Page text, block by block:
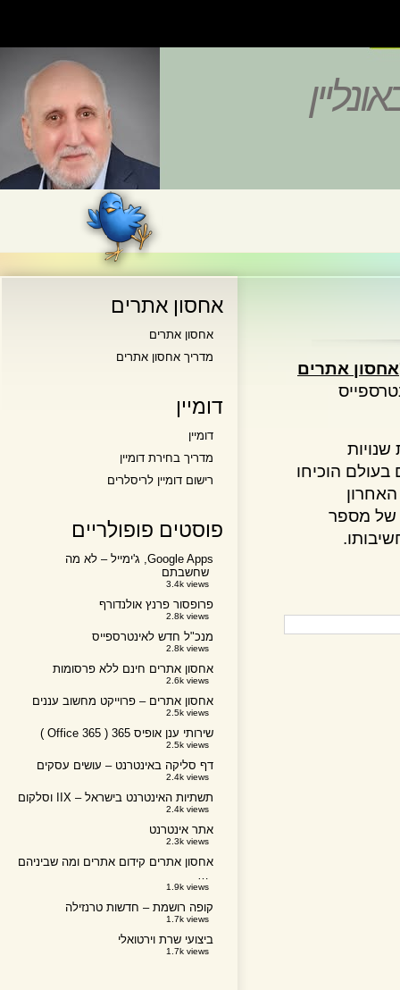
אתרים
הוכיחו
מספר
אחסון אתרים
אחסון אתרים
מדריך אחסון אתרים
דומיין
דומיין
מדריך בחירת דומיין
רישום דומיין לריסלרים
פוסטים פופולריים
Google Apps, ג'ימייל – לא מה
שחשבתם
3.4k views
פרופסור פרנץ אולנדורף
2.8k views
מנכ"ל חדש לאינטרספייס
2.8k views
אחסון אתרים חינם ללא פרסומות
2.6k views
אחסון אתרים – פרוייקט מחשוב עננים
2.5k views
שירותי ענן אופיס 365 ( Office 365 )
2.5k views
דף סליקה באינטרנט – עושים עסקים
2.4k views
תשתיות האינטרנט בישראל – IIX וסלקום
2.4k views
אתר אינטרנט
2.3k views
אחסון אתרים קידום אתרים ומה שביניהם
1.9k views
קופה רושמת – חדשות טרנזילה
1.7k views
ביצועי שרת וירטואלי
1.7k views